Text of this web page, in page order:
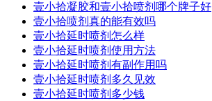
壹小拾凝胶和壹小拾喷剂哪个牌子好
壹小拾喷剂真的能有效吗
壹小拾延时喷剂怎么样
壹小拾延时喷剂使用方法
壹小拾延时喷剂有副作用吗
壹小拾延时喷剂多久见效
壹小拾延时喷剂多少钱